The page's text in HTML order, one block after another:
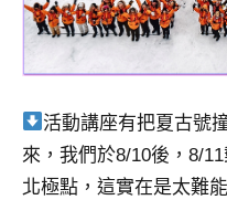
活動講座有把夏古號
來，我們於8/10後，8/
北極點，這實在是太難